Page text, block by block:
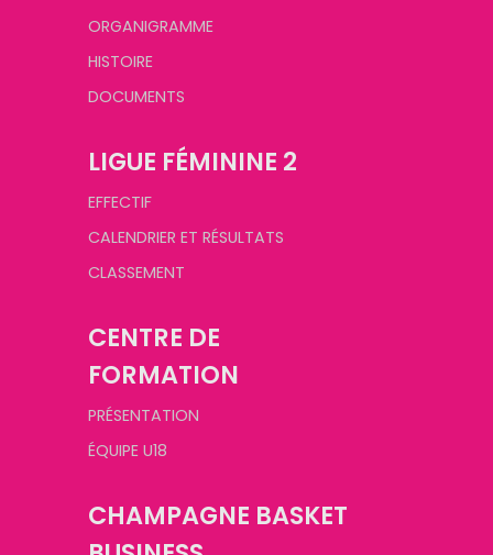
ORGANIGRAMME
HISTOIRE
DOCUMENTS
LIGUE FÉMININE 2
EFFECTIF
CALENDRIER ET RÉSULTATS
CLASSEMENT
CENTRE DE
FORMATION
PRÉSENTATION
ÉQUIPE U18
CHAMPAGNE BASKET